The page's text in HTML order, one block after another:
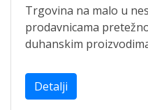
Trgovina na malo u
prodavnicama
duhanskim
Detalji